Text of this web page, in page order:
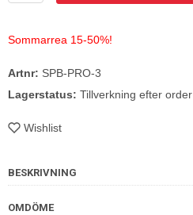
Sommarrea 15-50%!
Artnr: SPB-PRO-3
Lagerstatus: Tillverkning efter order
Wishlist
BESKRIVNING
OMDÖME